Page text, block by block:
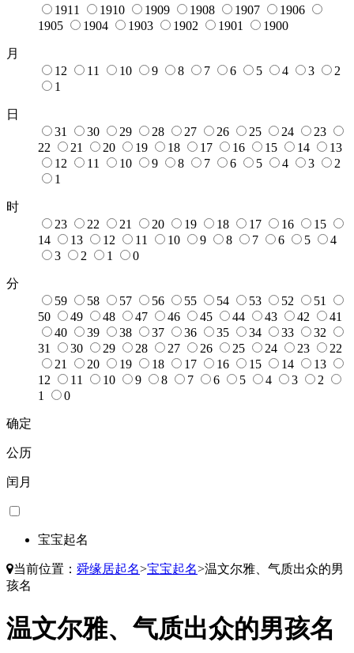
1911
1910 1909 1908 1907
1906
1905
1904 1903 1902 1901 1900
月
12
11 10 9 8 7 6 5 4 3
2
1
日
31
30 29 28 27 26 25 24
23
22
21 20 19 18 17 16 15 14
13
12
11 10 9 8 7 6 5 4 3
2
1
时
23
22 21 20 19 18 17 16
15
14
13 12 11 10 9 8 7 6 5
4
3
2 1 0
分
59
58 57 56 55 54 53 52
51
50
49 48 47 46 45 44 43 42
41
40
39 38 37 36 35 34 33
32
31
30 29 28 27 26 25 24 23
22
21
20 19 18 17 16 15 14
13
12
11 10 9 8 7 6 5 4 3
2
1
0
确定
公历
闰月
宝宝起名
当前位置： 舜缘居起名>宝宝起名>温文尔雅、气质出众的男
孩名
温文尔雅、气质出众的男孩名